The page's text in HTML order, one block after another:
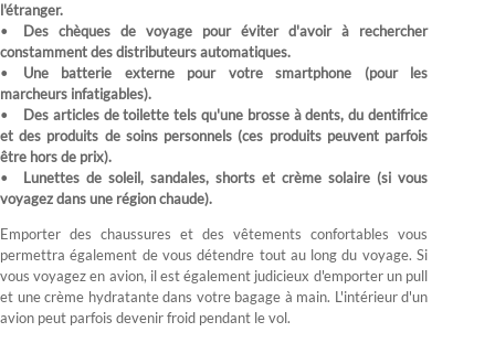
l'étranger.
Des chèques de voyage pour éviter d'avoir à rechercher
constamment des distributeurs automatiques.
Une batterie externe pour votre smartphone (pour les
marcheurs infatigables).
Des articles de toilette tels qu'une brosse à dents, du dentifrice
et des produits de soins personnels (ces produits peuvent parfois
être hors de prix).
Lunettes de soleil, sandales, shorts et crème solaire (si vous
voyagez dans une région chaude).
Emporter des chaussures et des vêtements confortables vous
permettra également de vous détendre tout au long du voyage. Si
vous voyagez en avion, il est également judicieux d'emporter un pull
et une crème hydratante dans votre bagage à main. L'intérieur d'un
avion peut parfois devenir froid pendant le vol.